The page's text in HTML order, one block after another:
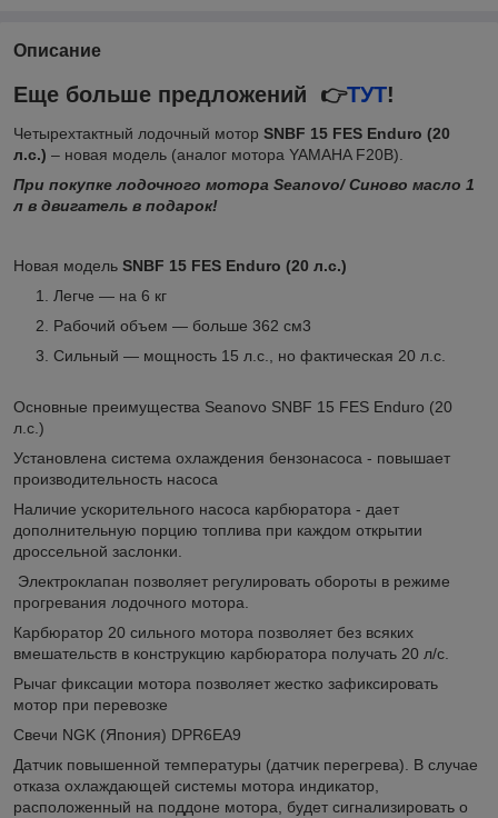
Описание
Еще больше предложений 👉ТУТ!
Четырехтактный лодочный мотор SNBF 15 FES Enduro (20
л.с.) – новая модель (аналог мотора YAMAHA F20B).
При покупке лодочного мотора Seanovo/ Синово масло 1
л в двигатель в подарок!
Новая модель SNBF 15 FES Enduro (20 л.с.)
Легче — на 6 кг
Рабочий объем — больше 362 см3
Сильный — мощность 15 л.с., но фактическая 20 л.с.
Основные преимущества Seanovo SNBF 15 FES Enduro (20
л.с.)
Установлена система охлаждения бензонасоса - повышает
производительность насоса
Наличие ускорительного насоса карбюратора - дает
дополнительную порцию топлива при каждом открытии
дроссельной заслонки.
Электроклапан позволяет регулировать обороты в режиме
прогревания лодочного мотора.
Карбюратор 20 сильного мотора позволяет без всяких
вмешательств в конструкцию карбюратора получать 20 л/с.
Рычаг фиксации мотора позволяет жестко зафиксировать
мотор при перевозке
Свечи NGK (Япония) DPR6EA9
Датчик повышенной температуры (датчик перегрева). В случае
отказа охлаждающей системы мотора индикатор,
расположенный на поддоне мотора, будет сигнализировать о